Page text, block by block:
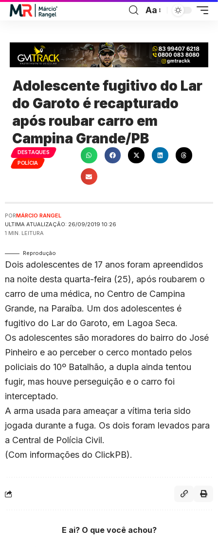
Aa
Adolescente fugitivo do Lar
do Garoto é recapturado
após roubar carro em
Campina Grande/PB
DESTAQUES
POLÍCIA
ULTIMA ATUALIZAÇÃO: 26/09/2019 10:26
PORMÁRCIO RANGEL
1 MIN. LEITURA
Reprodução
Dois adolescentes de 17 anos foram apreendidos
na noite desta quarta-feira (25), após roubarem o
carro de uma médica, no Centro de Campina
Grande, na Paraíba. Um dos adolescentes é
fugitivo do Lar do Garoto, em Lagoa Seca.
Os adolescentes são moradores do bairro do José
Pinheiro e ao perceber o cerco montado pelos
policiais do 10º Batalhão, a dupla ainda tentou
fugir, mas houve perseguição e o carro foi
interceptado.
A arma usada para ameaçar a vítima teria sido
jogada durante a fuga. Os dois foram levados para
a Central de Polícia Civil.
(Com informações do ClickPB).
E ai? O que você achou?